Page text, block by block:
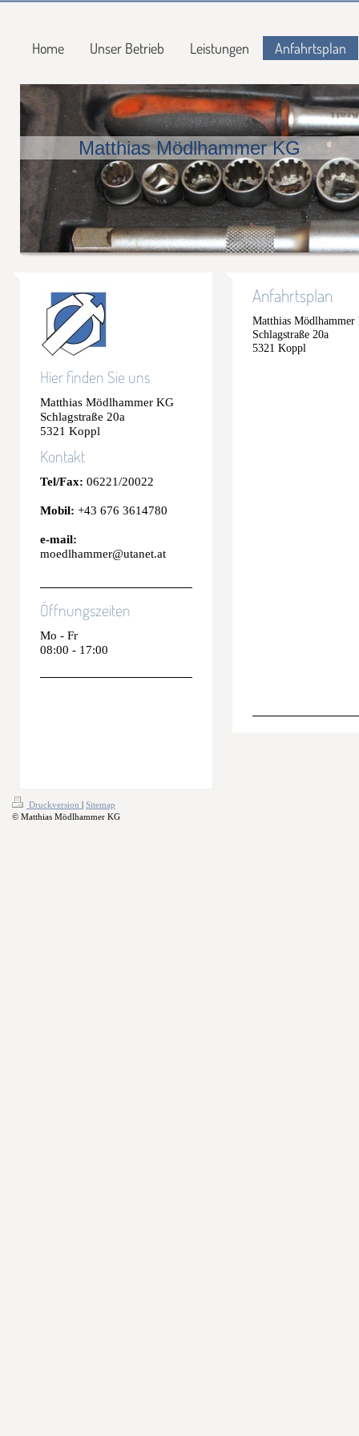
Home Unser Betrieb Leistungen Anfahrtsplan
Matthias Mödlhammer KG
Hier finden Sie uns
Matthias Mödlhammer KG
Schlagstraße 20a
5321 Koppl
Kontakt
Tel/Fax: 06221/20022
Mobil: +43 676 3614780
e-mail:
moedlhammer@utanet.at
Öffnungszeiten
Mo - Fr
08:00 - 17:00
Anfahrtsplan
Matthias Mödlhammer
Schlagstraße 20a
5321 Koppl
Druckversion | Sitemap
© Matthias Mödlhammer KG